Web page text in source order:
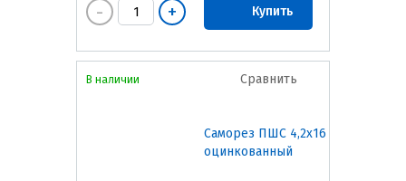
Купить
Сравнить
Саморез ПШС 4,2х16
оцинкованный
В наличии